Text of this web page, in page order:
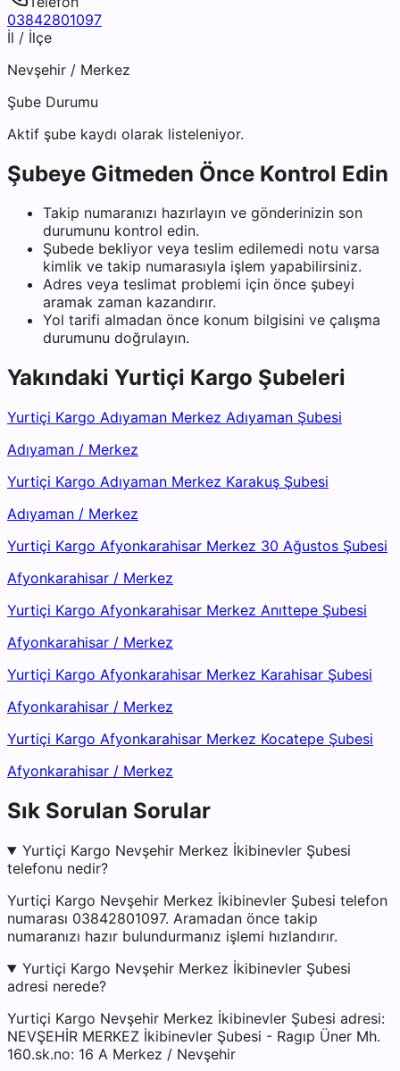
03842801097
İl / İlçe
Nevşehir / Merkez
Şube Durumu
Aktif şube kaydı olarak listeleniyor.
Şubeye Gitmeden Önce Kontrol Edin
Takip numaranızı hazırlayın ve gönderinizin son
durumunu kontrol edin.
Şubede bekliyor veya teslim edilemedi notu varsa
kimlik ve takip numarasıyla işlem yapabilirsiniz.
Adres veya teslimat problemi için önce şubeyi
aramak zaman kazandırır.
Yol tarifi almadan önce konum bilgisini ve çalışma
durumunu doğrulayın.
Yakındaki Yurtiçi Kargo Şubeleri
Yurtiçi Kargo Adıyaman Merkez Adıyaman Şubesi
Adıyaman / Merkez
Yurtiçi Kargo Adıyaman Merkez Karakuş Şubesi
Adıyaman / Merkez
Yurtiçi Kargo Afyonkarahisar Merkez 30 Ağustos Şubesi
Afyonkarahisar / Merkez
Yurtiçi Kargo Afyonkarahisar Merkez Anıttepe Şubesi
Afyonkarahisar / Merkez
Yurtiçi Kargo Afyonkarahisar Merkez Karahisar Şubesi
Afyonkarahisar / Merkez
Yurtiçi Kargo Afyonkarahisar Merkez Kocatepe Şubesi
Afyonkarahisar / Merkez
Sık Sorulan Sorular
Yurtiçi Kargo Nevşehir Merkez İkibinevler Şubesi
telefonu nedir?
Yurtiçi Kargo Nevşehir Merkez İkibinevler Şubesi telefon
numarası 03842801097. Aramadan önce takip
numaranızı hazır bulundurmanız işlemi hızlandırır.
Yurtiçi Kargo Nevşehir Merkez İkibinevler Şubesi
adresi nerede?
Yurtiçi Kargo Nevşehir Merkez İkibinevler Şubesi adresi:
NEVŞEHİR MERKEZ İkibinevler Şubesi - Ragıp Üner Mh.
160.sk.no: 16 A Merkez / Nevşehir